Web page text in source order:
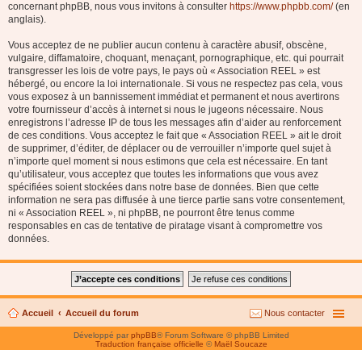
concernant phpBB, nous vous invitons à consulter https://www.phpbb.com/(en
anglais).
Vous acceptez de ne publier aucun contenu à caractère abusif, obscène,
vulgaire, diffamatoire, choquant, menaçant, pornographique, etc. qui pourrait
transgresser les lois de votre pays, le pays où « Association REEL » est
hébergé, ou encore la loi internationale. Si vous ne respectez pas cela, vous
vous exposez à un bannissement immédiat et permanent et nous avertirons
votre fournisseur d’accès à internet si nous le jugeons nécessaire. Nous
enregistrons l’adresse IP de tous les messages afin d’aider au renforcement
de ces conditions. Vous acceptez le fait que « Association REEL » ait le droit
de supprimer, d’éditer, de déplacer ou de verrouiller n’importe quel sujet à
n’importe quel moment si nous estimons que cela est nécessaire. En tant
qu’utilisateur, vous acceptez que toutes les informations que vous avez
spécifiées soient stockées dans notre base de données. Bien que cette
information ne sera pas diffusée à une tierce partie sans votre consentement,
ni « Association REEL », ni phpBB, ne pourront être tenus comme
responsables en cas de tentative de piratage visant à compromettre vos
données.
Accueil Accueil du forum Nous contacter
Développé parphpBB® Forum Software © phpBB Limited
Traduction française officielle © Maël Soucaze